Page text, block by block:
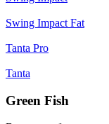
Swing Impact Fat
Tanta Pro
Tanta
Green Fish